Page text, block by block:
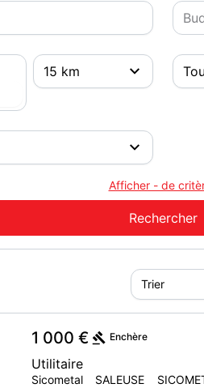
Afficher - de
1 000 € Enchère
Utilitaire
Sicometal SALEUSE